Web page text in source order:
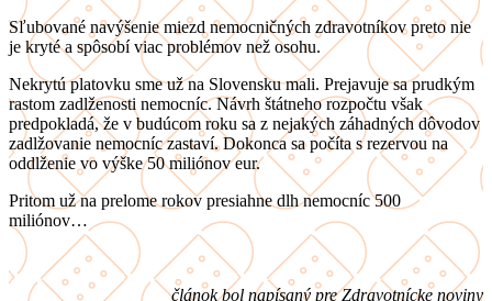
Sľubované navýšenie miezd nemocničných zdravotníkov preto nie
je kryté a spôsobí viac problémov než osohu.
Nekrytú platovku sme už na Slovensku mali. Prejavuje sa prudkým
rastom zadlženosti nemocníc. Návrh štátneho rozpočtu však
predpokladá, že v budúcom roku sa z nejakých záhadných dôvodov
zadlžovanie nemocníc zastaví. Dokonca sa počíta s rezervou na
oddlženie vo výške 50 miliónov eur.
Pritom už na prelome rokov presiahne dlh nemocníc 500
miliónov…
článok bol napísaný pre Zdravotnícke noviny